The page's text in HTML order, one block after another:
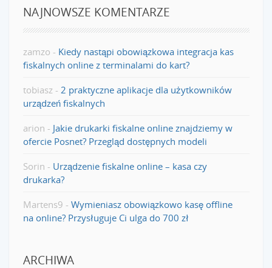
NAJNOWSZE KOMENTARZE
zamzo - Kiedy nastąpi obowiązkowa integracja kas
fiskalnych online z terminalami do kart?
tobiasz - 2 praktyczne aplikacje dla użytkowników
urządzeń fiskalnych
arion - Jakie drukarki fiskalne online znajdziemy w
ofercie Posnet? Przegląd dostępnych modeli
Sorin - Urządzenie fiskalne online – kasa czy
drukarka?
Martens9 - Wymieniasz obowiązkowo kasę offline
na online? Przysługuje Ci ulga do 700 zł
ARCHIWA